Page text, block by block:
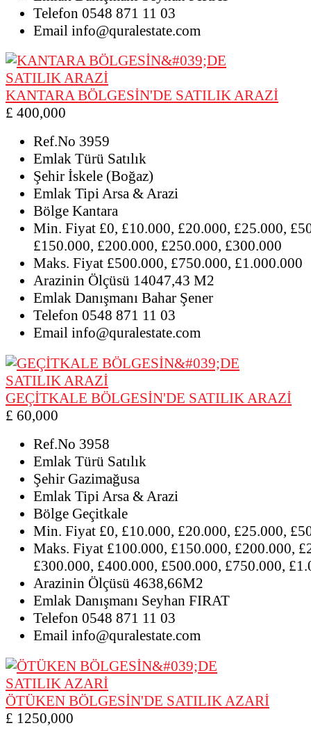
Telefon 0548 871 11 03
Email info@quralestate.com
KANTARA BÖLGESİN'DE SATILIK ARAZİ
£ 400,000
Ref.No 3959
Emlak Türü Satılık
Şehir İskele (Boğaz)
Emlak TipiArsa & Arazi
Bölge Kantara
Min. Fiyat £0, £10.000, £20.000, £25.000,
£150.000, £200.000, £250.000, £300.000
Maks. Fiyat £500.000, £750.000, £1.000.000
Arazinin Ölçüsü 14047,43 M2
Emlak Danışmanı Bahar Şener
Telefon 0548 871 11 03
Email info@quralestate.com
GEÇİTKALE BÖLGESİN'DE SATILIK ARAZİ
£ 60,000
Ref.No 3958
Emlak Türü Satılık
Şehir Gazimağusa
Emlak TipiArsa & Arazi
Bölge Geçitkale
Min. Fiyat £0, £10.000, £20.000, £25.000,
Maks. Fiyat £100.000, £150.000, £200.000,
£300.000, £400.000, £500.000, £750.000,
Arazinin Ölçüsü 4638,66M2
Emlak Danışmanı Seyhan FIRAT
Telefon 0548 871 11 03
Email info@quralestate.com
ÖTÜKEN BÖLGESİN'DE SATILIK AZARİ
£ 1250,000